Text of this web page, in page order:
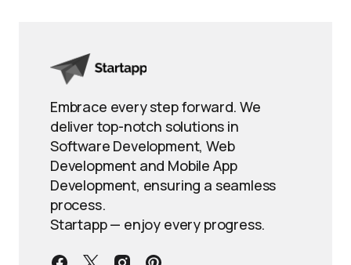
Embrace every step forward. We
deliver top-notch solutions in
Software Development, Web
Development and Mobile App
Development, ensuring a seamless
process.
Startapp — enjoy every progress.